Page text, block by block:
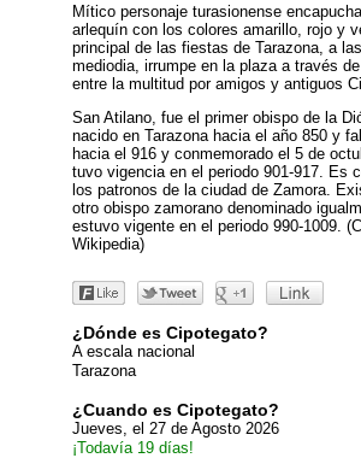
Mítico personaje turasionense
arlequín con los colores amarillo, rojo y
principal de las fiestas de Tarazona, a
mediodia, irrumpe en la plaza a través
entre la multitud por amigos y antiguos
San Atilano, fue el primer obispo de la
nacido en Tarazona hacia el año 850 y
hacia el 916 y conmemorado el 5 de
tuvo vigencia en el periodo 901-917. Es
los patronos de la ciudad de Zamora.
otro obispo zamorano denominado
estuvo vigente en el periodo 990-1009.
Wikipedia)
¿Dónde es Cipotegato?
A escala nacional
Tarazona
¿Cuando es Cipotegato?
Jueves, el 27 de Agosto 2026
¡Todavía 19 días!